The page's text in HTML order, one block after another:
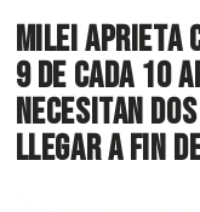
Milei aprieta
9 de cada 10
necesitan
llegar a fin